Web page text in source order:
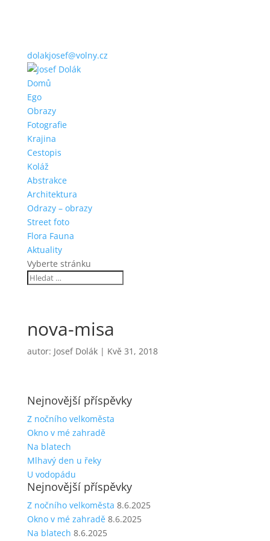
dolakjosef@volny.cz
Domů
Ego
Obrazy
Fotografie
Krajina
Cestopis
Koláž
Abstrakce
Architektura
Odrazy – obrazy
Street foto
Flora Fauna
Aktuality
Vyberte stránku
nova-misa
autor: Josef Dolák| Kvě 31, 2018
Nejnovější příspěvky
Z nočního velkoměsta
Okno v mé zahradě
Na blatech
Mlhavý den u řeky
U vodopádu
Nejnovější příspěvky
Z nočního velkoměsta 8.6.2025
Okno v mé zahradě 8.6.2025
Na blatech 8.6.2025